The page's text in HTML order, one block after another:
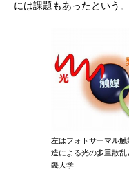
には課題もあったという。
左はフォトサーマル
造による光の多重散
畿大学